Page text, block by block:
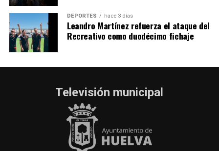
DEPORTES hace 3 días
Leandro Martínez refuerza el ataque del
Recreativo como duodécimo fichaje
Televisión municipal